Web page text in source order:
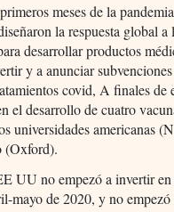
meses de la
la respuesta global
desarrollar productos
y a anunciar
covid, A finales
el desarrollo de cuatro
universidades americanas
(Oxford).
UU no empezó a invertir
mayo de 2020, y no